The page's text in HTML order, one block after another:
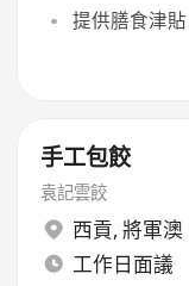
提供膳食津貼
手工包餃
袁記雲餃
西貢, 將軍澳
工作日面議